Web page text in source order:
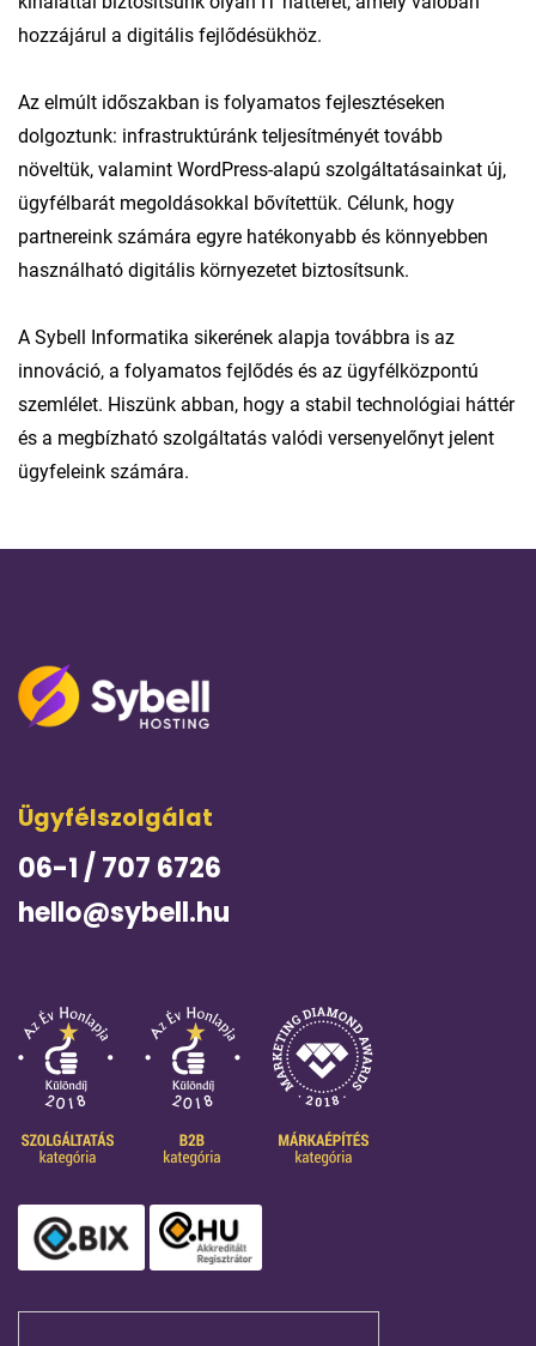
hozzájárul a digitális fejlődésükhöz.
Az elmúlt időszakban is folyamatos fejlesztéseken
dolgoztunk: infrastruktúránk teljesítményét tovább
növeltük, valamint WordPress-alapú szolgáltatásainkat új,
ügyfélbarát megoldásokkal bővítettük. Célunk, hogy
partnereink számára egyre hatékonyabb és könnyebben
használható digitális környezetet biztosítsunk.
A Sybell Informatika sikerének alapja továbbra is az
innováció, a folyamatos fejlődés és az ügyfélközpontú
szemlélet. Hiszünk abban, hogy a stabil technológiai háttér
és a megbízható szolgáltatás valódi versenyelőnyt jelent
ügyfeleink számára.
Ügyfélszolgálat
06-1 / 707 6726
hello@sybell.hu